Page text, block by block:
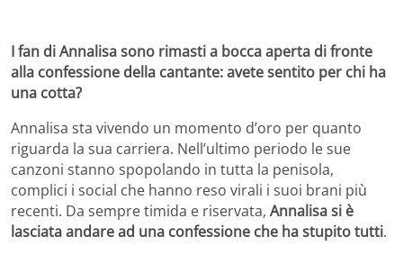
I fan di Annalisa sono rimasti a bocca aperta di fronte
alla confessione della cantante: avete sentito per chi ha
una cotta?
Annalisa sta vivendo un momento d’oro per quanto
riguarda la sua carriera. Nell’ultimo periodo le sue
canzoni stanno spopolando in tutta la penisola,
complici i social che hanno reso virali i suoi brani più
recenti. Da sempre timida e riservata, Annalisa si è
lasciata andare ad una confessione che ha stupito tutti.